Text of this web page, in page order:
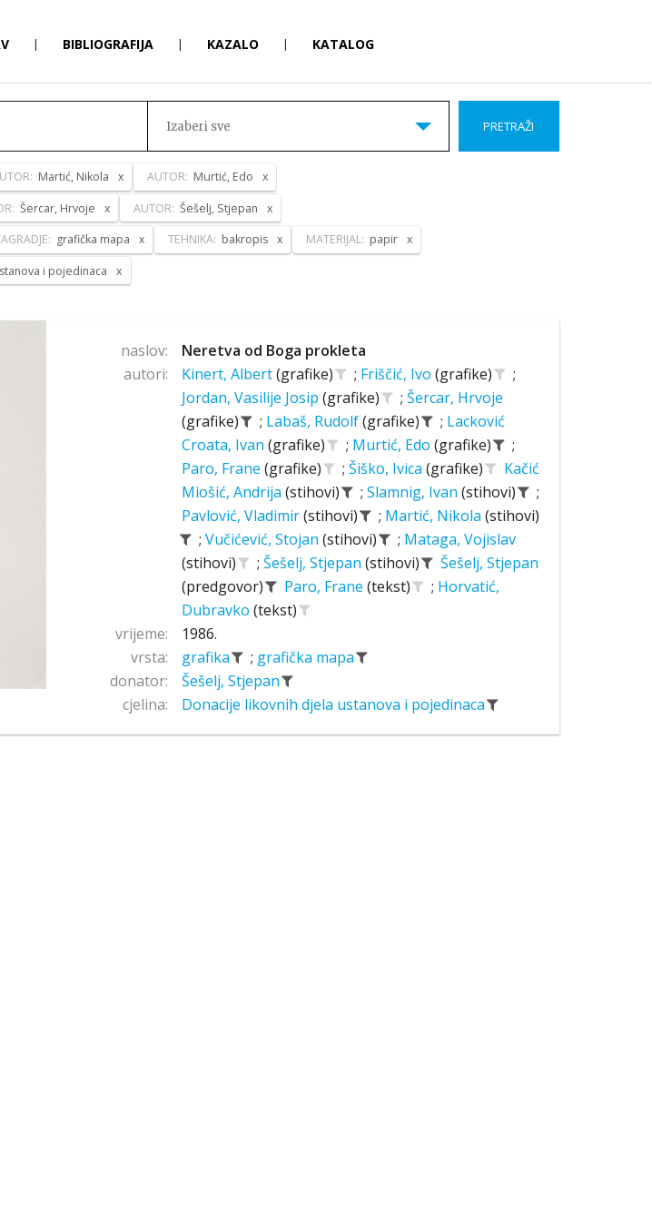
| BIBLIOGRAFIJA | KAZALO | KATALOG
Izaberi sve PRETRAŽI
Martić, Nikola AUTOR: Murtić, Edo
Šercar, Hrvoje AUTOR: Šešelj, Stjepan
grafička mapa TEHNIKA: bakropis MATERIJAL: papir
i pojedinaca
naslov:
Neretva od Boga prokleta
autori:
Kinert, Albert(grafike) ; Friščić, Ivo (grafike)
;
Jordan, Vasilije Josip (grafike) ; Šercar, Hrvoje
(grafike)
; Labaš, Rudolf(grafike) ; Lacković
Croata, Ivan (grafike) ; Murtić, Edo (grafike)
;
Paro, Frane (grafike) ; Šiško, Ivica (grafike)
Kačić
Miošić, Andrija (stihovi) ; Slamnig, Ivan (stihovi)
;
Pavlović, Vladimir(stihovi) ; Martić, Nikola (stihovi)
; Vučićević, Stojan (stihovi) ; Mataga, Vojislav
(stihovi)
; Šešelj, Stjepan (stihovi)
Šešelj, Stjepan
(predgovor)
Paro, Frane (tekst) ; Horvatić,
Dubravko (tekst)
vrijeme:
1986.
vrsta:
grafika ; grafička mapa
donator:
Šešelj, Stjepan
cjelina:
Donacije likovnih djela ustanova i pojedinaca